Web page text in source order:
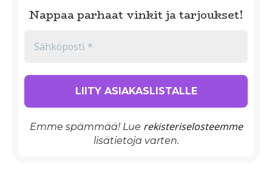
Nappaa parhaat vinkit ja tarjoukset!
Emme spämmää! Lue rekisteriselosteemme
lisätietoja varten.